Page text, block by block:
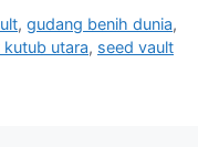
,gudang benih dunia,
kutub utara, seed vault